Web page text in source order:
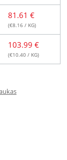
81.61 €
(€8.16 / KG)
103.99 €
(€10.40 / KG)